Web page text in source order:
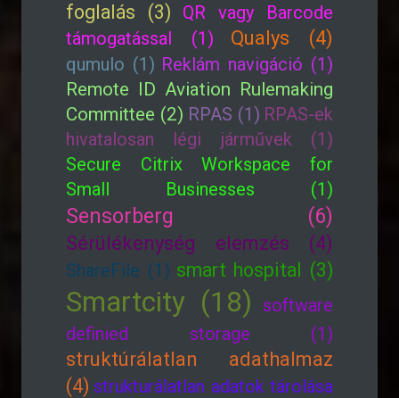
foglalás (3)
QR vagy Barcode
támogatással (1)
Qualys (4)
qumulo (1) Reklám navigáció (1)
Remote ID Aviation Rulemaking
Committee (2) RPAS (1) RPAS-ek
hivatalosan légi járművek (1)
Secure Citrix Workspace for
Small Businesses (1)
Sensorberg (6)
Sérülékenység elemzés (4)
ShareFile (1) smart hospital (3)
Smartcity (18)
software
definied storage (1)
struktúrálatlan adathalmaz
(4) strukturálatlan adatok tárolása